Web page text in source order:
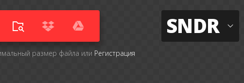
размер файла или Регистрация
SNDR